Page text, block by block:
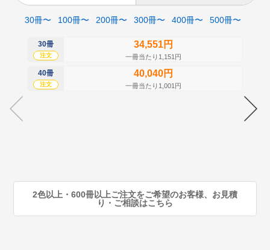
30冊〜 100冊〜 200冊〜 300冊〜 400冊〜 500冊〜
30冊
注文
34,551円
一冊当たり1,151円
40冊
注文
40,040円
一冊当たり1,001円
2色以上・600冊以上ご注文をご希望のお客様、お見積
り・ご相談はこちら